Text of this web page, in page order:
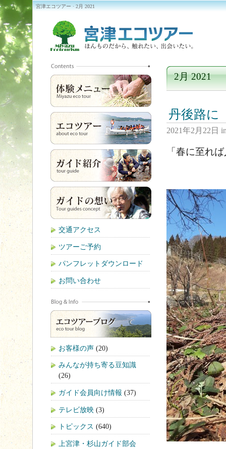
宮津エコツアー · 2月 2021
2月 2021
丹後路に
2021年2月22日
「春に至れ
交通アクセス
ツアーご予約
パンフレットダウンロード
お問い合わせ
お客様の声 (20)
みんなが持ち寄る豆知識
(26)
ガイド会員向け情報 (37)
テレビ放映 (3)
トピックス (640)
上宮津・杉山ガイド部会